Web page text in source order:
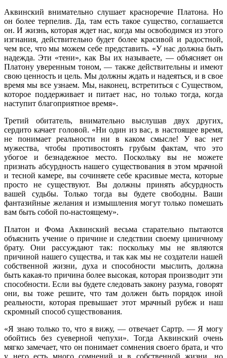
Аквинский внимательно слушает красноречие Платона. Но
он более терпелив. Да, там есть такое существо, соглашается
он. И жизнь, которая ждет нас, когда мы освободимся из этого
изгнания, действительно будет более красивой и радостной,
чем все, что мы можем себе представить. «У нас должна быть
надежда. Эти «тени», как Вы их называете, — объясняет он
Платону уверенным тоном, — также действительны и имеют
свою ценность и цель. Мы должны ждать и надеяться, и в свое
время мы все узнаем. Мы, наконец, встретиться с Существом,
которое поддерживает и питает нас, но только тогда, когда
наступит благоприятное время».
Третий обитатель, внимательно выслушав двух других,
сердито качает головой. «Ни один из вас, в настоящее время,
не понимает реальности ни в каком смысле! У вас нет
мужества, чтобы противостоять грубым фактам, что это
убогое и безнадежное место. Поскольку вы не можете
признать абсурдность нашего существования в этом мрачной
и тесной камере, вы сочиняете себе красивые места, которые
просто не существуют. Вы должны принять абсурдность
вашей судьбы. Только тогда вы будете свободны. Ваши
фантазийные желания и измышления могут только помешать
вам быть собой по-настоящему».
Платон и Фома Аквинский весьма старательно пытаются
объяснить учение о причине и следствии своему циничному
брату. Они рассуждают так: поскольку мы не являются
причиной нашего существа, и так как мы не создатели нашей
собственной жизни, духа и способности мыслить, должна
быть какая-то причина более высокая, которая производит эти
способности. Если вы будете следовать закону разума, говорят
они, вы тоже решите, что там должен быть порядок иной
реальности, которая превышает этот мрачный рубеж и наш
скромный способ существования.
«Я знаю только то, что я вижу, — отвечает Сартр. — Я могу
обойтись без суеверной чепухи». Тогда Аквинский очень
мягко замечает, что он понимает сомнения своего брата, и что